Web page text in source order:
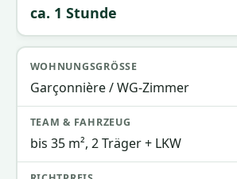
ca. 1 Stunde
Garçonnière / WG-Zimmer
bis 35 m², 2 Träger + LKW